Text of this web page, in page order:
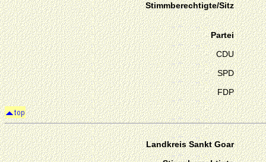
Stimmberechtigte/Sitz
Partei
CDU
SPD
FDP
Landkreis Sankt Goar